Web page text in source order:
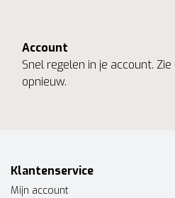
Account
Snel regelen in je account.
opnieuw.
Klantenservice
Mijn account